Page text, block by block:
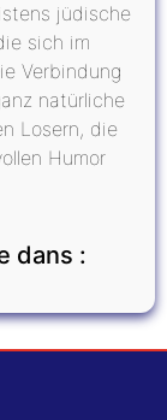
jüdische
sich im
Verbindung
natürliche
Losern, die
Humor
dans :